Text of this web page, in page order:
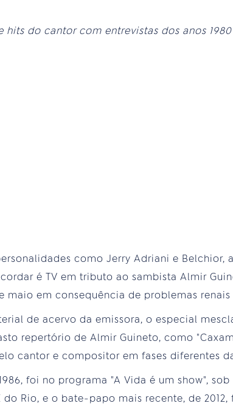
hits do cantor com entrevistas dos anos
como Jerry Adriani e Belchior,
é TV em tributo ao sambista Almir
maio em consequência de problemas
de acervo da emissora, o especial
repertório de Almir Guineto, como
cantor e compositor em fases diferentes
foi no programa "A Vida é um show",
do Rio, e o bate-papo mais recente, de